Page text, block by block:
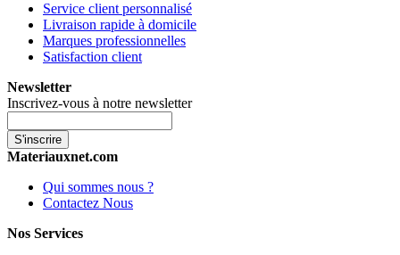
Service client personnalisé
Livraison rapide à domicile
Marques professionnelles
Satisfaction client
Newsletter
Inscrivez-vous à notre newsletter
S'inscrire
Materiauxnet.com
Qui sommes nous ?
Contactez Nous
Nos Services